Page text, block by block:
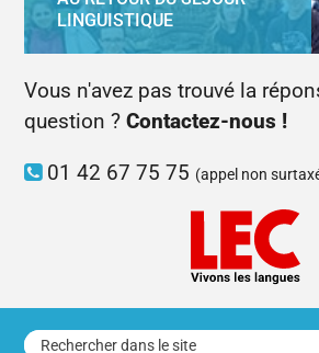
LINGUISTIQUE
Vous n'avez pas trouvé la
question ?Contactez-nous !
01 42 67 75 75 (appel non
rechercher